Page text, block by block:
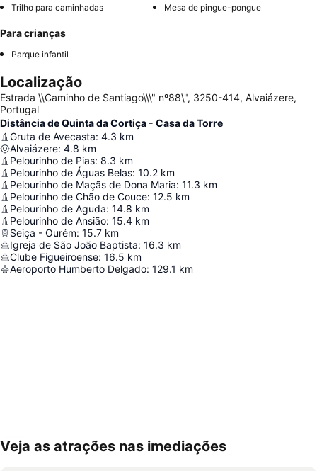
Trilho para caminhadas Mesa de pingue-pongue
Para crianças
Parque infantil
Localização
Estrada \\Caminho de Santiago\\\" nº88\", 3250-414, Alvaiázere,
Portugal
Distância de Quinta da Cortiça - Casa da Torre
Gruta de Avecasta: 4.3 km
Alvaiázere: 4.8 km
Pelourinho de Pias: 8.3 km
Pelourinho de Águas Belas: 10.2 km
Pelourinho de Maçãs de Dona Maria: 11.3 km
Pelourinho de Chão de Couce: 12.5 km
Pelourinho de Aguda: 14.8 km
Pelourinho de Ansião: 15.4 km
Seiça - Ourém: 15.7 km
Igreja de São João Baptista: 16.3 km
Clube Figueiroense: 16.5 km
Aeroporto Humberto Delgado: 129.1 km
Ampliar mapa
Veja as atrações nas imediações